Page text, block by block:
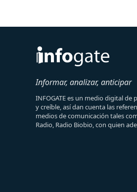
Informar, analizar, anticipar
INFOGATE es un medio digital
y creíble, así dan cuenta las
medios de comunicación tales
Radio, Radio Biobio, con quien